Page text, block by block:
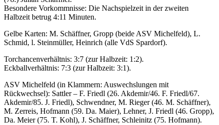
Besondere Vorkommnisse: Die Nachspielzeit in der zweiten
Halbzeit betrug 4:11 Minuten.
Gelbe Karten: M. Schäffner, Gropp (beide ASV Michelfeld), L.
Schmid, l. Steinmüller, Heinrich (alle VdS Spardorf).
Torchancenverhältnis: 3:7 (zur Halbzeit: 1:2).
Eckballverhältnis: 7:3 (zur Halbzeit: 3:1).
ASV Michelfeld (in Klammern: Auswechslungen mit
Rückwechsel): Sattler – F. Friedl (26. Akdemir/46. F. Friedl/67.
Akdemir/85. J. Friedl), Schwendner, M. Rieger (46. M. Schäffner),
M. Zerreis, Hofmann (59. Da. Maier), Lehner, J. Friedl (46. Gropp),
Da. Meier (75. T. Kohl), J. Schäffner, Schleinitz (75. Hofmann).